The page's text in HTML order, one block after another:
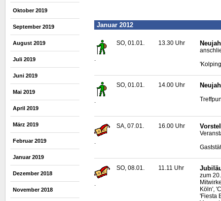
Oktober 2019
September 2019
August 2019
Juli 2019
Juni 2019
Mai 2019
April 2019
März 2019
Februar 2019
Januar 2019
Dezember 2018
November 2018
Januar 2012
SO, 01.01. 13.30 Uhr
SO, 01.01. 14.00 Uhr
.
SA, 07.01. 16.00 Uhr
SO, 08.01. 11.11 Uhr
zum
Köln',
'Fiesta